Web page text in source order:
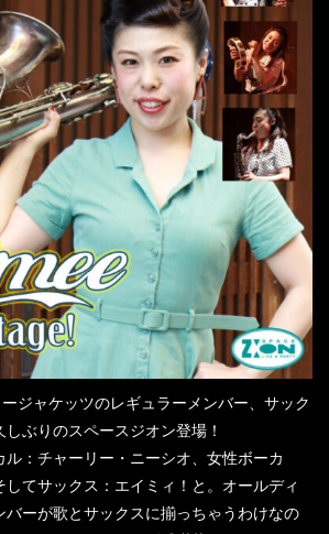
ジャケッツのレギュラーメンバー、サック
ぶりのスペースジオン登場！
：チャーリー・ニーシオ、女性ボーカ
てサックス：エイミィ！と。オールディ
バーが歌とサックスに揃っちゃうわけなの